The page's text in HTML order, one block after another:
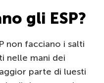
gli ESP?
non facciano i salti
nelle mani dei
parte di luesti